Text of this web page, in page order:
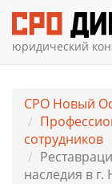
юридический
СРО Новый
сотрудников
наследия в